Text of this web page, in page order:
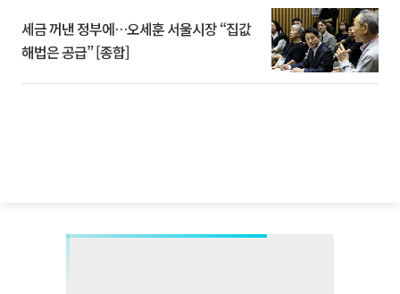
세금 꺼낸 정부에…오세훈 서울시장 “집값
해법은 공급” [종합]